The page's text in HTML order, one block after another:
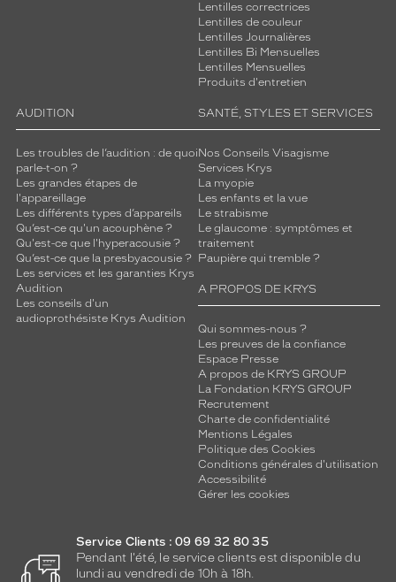
Lentilles correctrices
Lentilles de couleur
Lentilles Journalières
Lentilles Bi Mensuelles
Lentilles Mensuelles
Produits d'entretien
AUDITION
Les troubles de l’audition : de quoi
parle-t-on ?
Les grandes étapes de
l'appareillage
Les différents types d’appareils
Qu’est-ce qu'un acouphène ?
Qu'est-ce que l'hyperacousie ?
Qu’est-ce que la presbyacousie ?
Les services et les garanties Krys
Audition
Les conseils d'un
audioprothésiste Krys Audition
SANTÉ, STYLES ET SERVICES
Nos Conseils Visagisme
Services Krys
La myopie
Les enfants et la vue
Le strabisme
Le glaucome : symptômes et
traitement
Paupière qui tremble ?
A PROPOS DE KRYS
Qui sommes-nous ?
Les preuves de la confiance
Espace Presse
A propos de KRYS GROUP
La Fondation KRYS GROUP
Recrutement
Charte de confidentialité
Mentions Légales
Politique des Cookies
Conditions générales d'utilisation
Accessibilité
Gérer les cookies
Service Clients : 09 69 32 80 35
Pendant l'été, le service clients est disponible du
lundi au vendredi de 10h à 18h.